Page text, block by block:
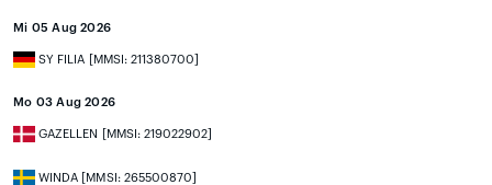
Mi 05 Aug 2026
SY FILIA [MMSI: 211380700]
Mo 03 Aug 2026
GAZELLEN [MMSI: 219022902]
WINDA [MMSI: 265500870]